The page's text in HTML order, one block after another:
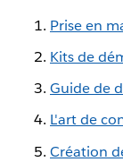
Prise en
Kits de
Guide de
L'art de
Création